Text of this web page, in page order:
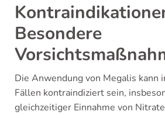
Besondere
Die Anwendung von Megalis kann
Fällen kontraindiziert sein,
gleichzeitiger Einnahme von